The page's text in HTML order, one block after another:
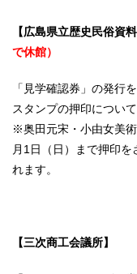
【広島県立歴史民俗資料
で休館）
「見学確認券」の発行
スタンプの押印につい
※奥田元宋・小由女美
月1日（日）まで押印
れます。
【三次商工会議所】